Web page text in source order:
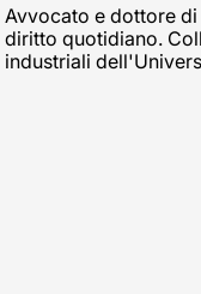
Avvocato e dottore di
diritto quotidiano.
industriali